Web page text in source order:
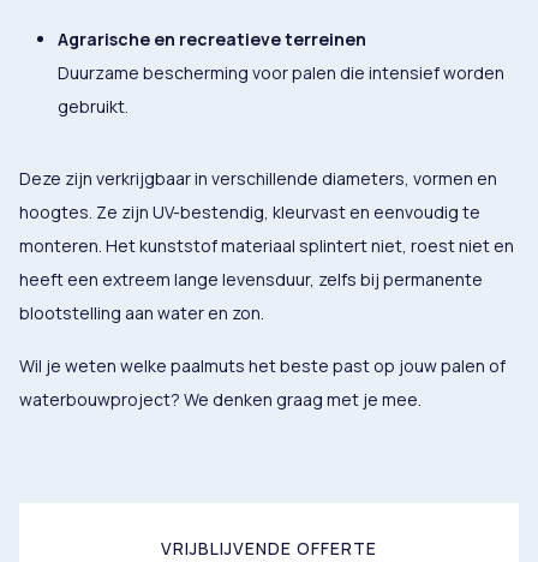
Agrarische en recreatieve terreinen
Duurzame bescherming voor palen die intensief worden
gebruikt.
Deze zijn verkrijgbaar in verschillende diameters, vormen en
hoogtes. Ze zijn UV-bestendig, kleurvast en eenvoudig te
monteren. Het kunststof materiaal splintert niet, roest niet en
heeft een extreem lange levensduur, zelfs bij permanente
blootstelling aan water en zon.
Wil je weten welke paalmuts het beste past op jouw palen of
waterbouwproject? We denken graag met je mee.
VRIJBLIJVENDE OFFERTE